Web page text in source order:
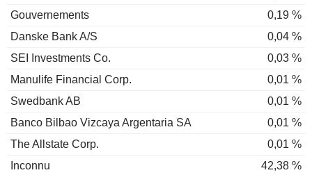
Gouvernements
0,19 %
Danske Bank A/S
0,04 %
SEI Investments Co.
0,03 %
Manulife Financial Corp.
0,01 %
Swedbank AB
0,01 %
Banco Bilbao Vizcaya Argentaria SA
0,01 %
The Allstate Corp.
0,01 %
Inconnu
42,38 %